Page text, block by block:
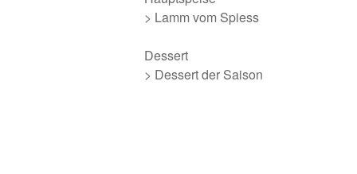
> Lamm vom Spiess
Dessert
> Dessert der Saison